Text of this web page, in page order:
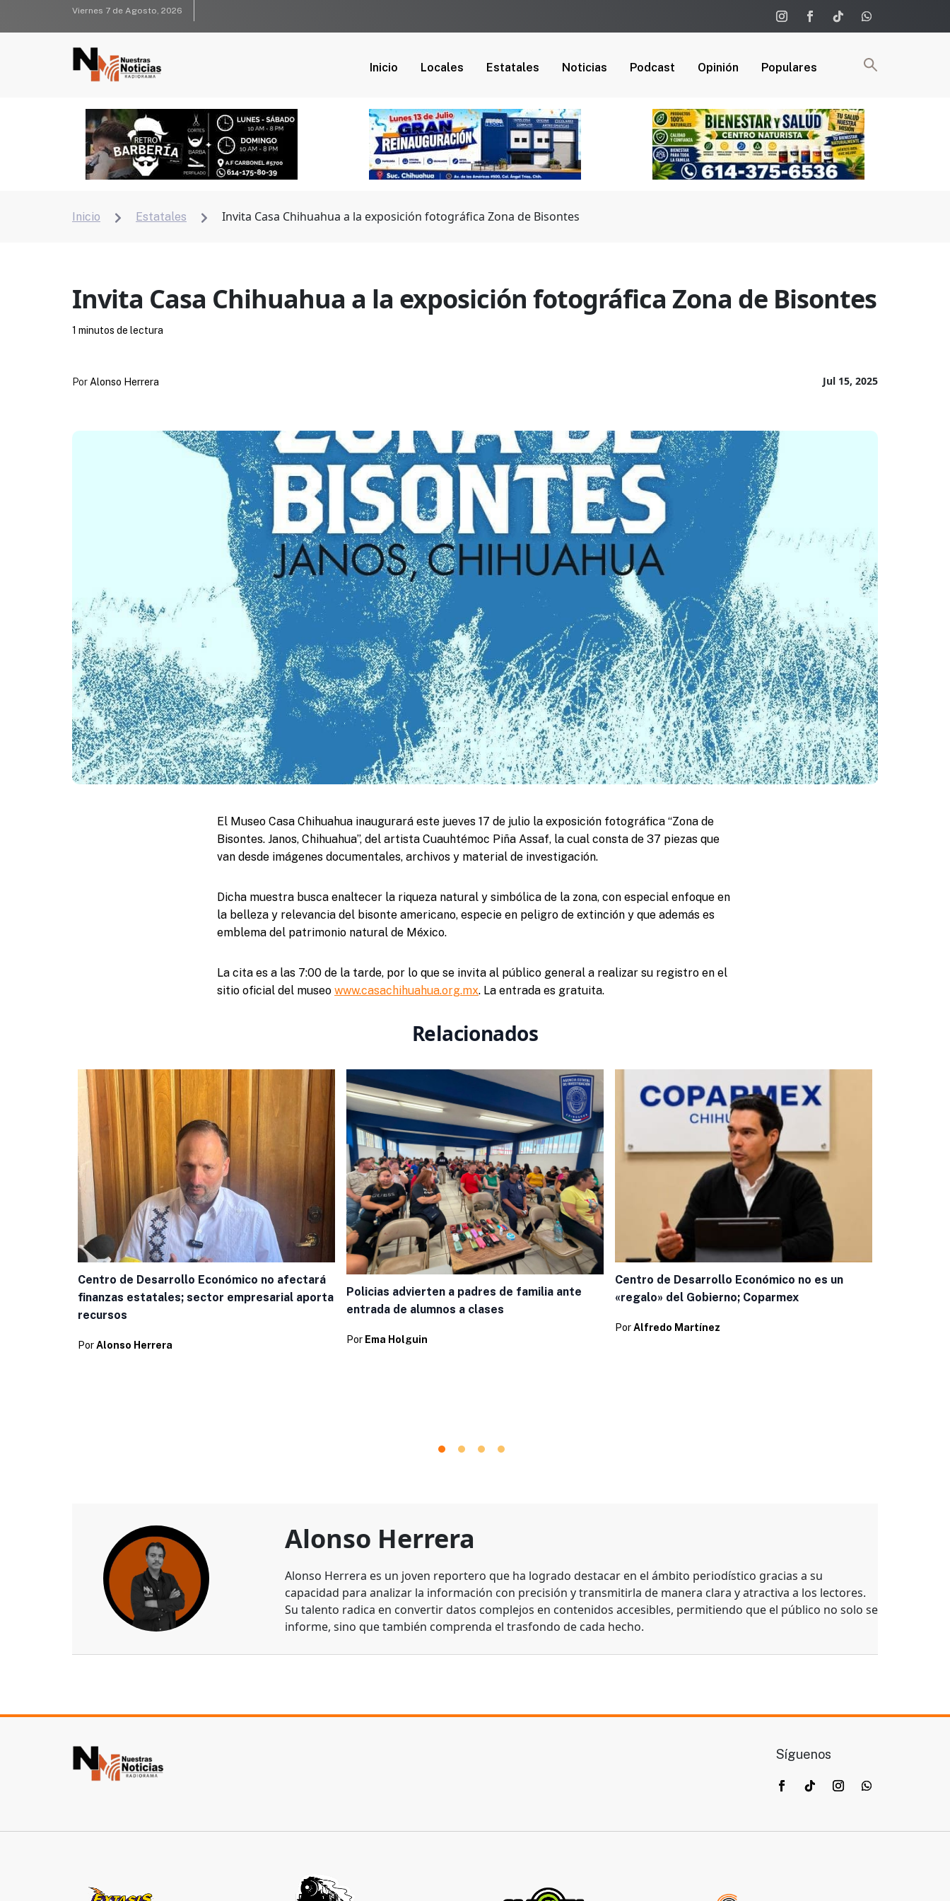
Viernes 7 de Agosto, 2026
Inicio Locales Estatales Noticias Podcast Opinión Populares
Inicio  Estatales  Invita Casa Chihuahua a la exposición fotográfica Zona de Bisontes
Invita Casa Chihuahua a la exposición fotográfica Zona de Bisontes
Jul 15, 2025
Por Alonso Herrera
1 minutos de lectura
El Museo Casa Chihuahua inaugurará este jueves 17 de julio la exposición fotográfica “Zona de
Bisontes. Janos, Chihuahua”, del artista Cuauhtémoc Piña Assaf, la cual consta de 37 piezas que
van desde imágenes documentales, archivos y material de investigación.
Dicha muestra busca enaltecer la riqueza natural y simbólica de la zona, con especial enfoque en
la belleza y relevancia del bisonte americano, especie en peligro de extinción y que además es
emblema del patrimonio natural de México.
La cita es a las 7:00 de la tarde, por lo que se invita al público general a realizar su registro en el
sitio oficial del museo www.casachihuahua.org.mx. La entrada es gratuita.
Relacionados
Centro de Desarrollo Económico no afectará
finanzas estatales; sector empresarial aporta
recursos
PorAlonso Herrera
Policias advierten a padres de familia ante
entrada de alumnos a clases
Por Ema Holguin
Centro de Desarrollo Económico no es un
«regalo» del Gobierno; Coparmex
PorAlfredo Martínez
Alonso Herrera
Alonso Herrera es un joven reportero que ha logrado destacar en el ámbito periodístico gracias a su
capacidad para analizar la información con precisión y transmitirla de manera clara y atractiva a los lectores.
Su talento radica en convertir datos complejos en contenidos accesibles, permitiendo que el público no solo se
informe, sino que también comprenda el trasfondo de cada hecho.
Síguenos